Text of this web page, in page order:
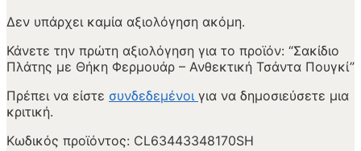
Δεν υπάρχει καμία αξιολόγηση ακόμη.
Κάνετε την πρώτη αξιολόγηση για το προϊόν: “Σακίδιο
Πλάτης με Θήκη Φερμουάρ – Ανθεκτική Τσάντα Πουγκί”
Πρέπει να είστε συνδεδεμένοι για να δημοσιεύσετε μια
κριτική.
Κωδικός προϊόντος: CL63443348170SH